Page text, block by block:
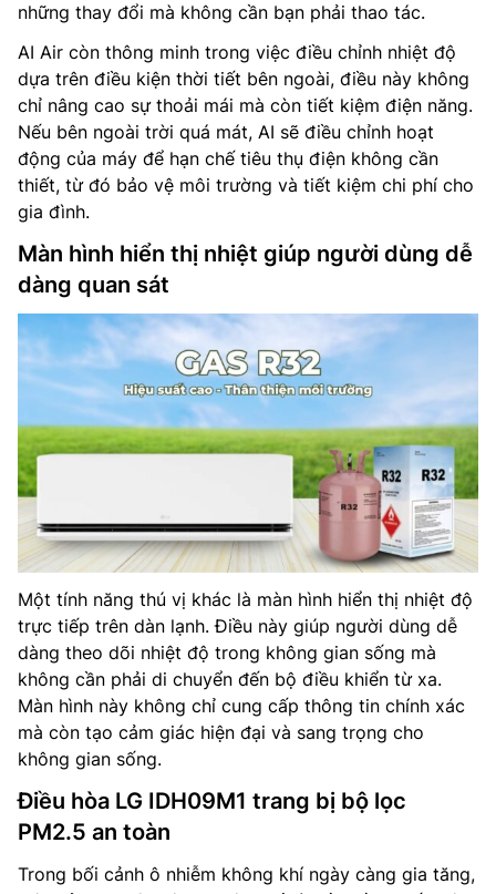
những thay đổi mà không cần bạn phải thao tác.
AI Air còn thông minh trong việc điều chỉnh nhiệt độ
dựa trên điều kiện thời tiết bên ngoài, điều này không
chỉ nâng cao sự thoải mái mà còn tiết kiệm điện năng.
Nếu bên ngoài trời quá mát, AI sẽ điều chỉnh hoạt
động của máy để hạn chế tiêu thụ điện không cần
thiết, từ đó bảo vệ môi trường và tiết kiệm chi phí cho
gia đình.
Màn hình hiển thị nhiệt giúp người dùng dễ
dàng quan sát
Một tính năng thú vị khác là màn hình hiển thị nhiệt độ
trực tiếp trên dàn lạnh. Điều này giúp người dùng dễ
dàng theo dõi nhiệt độ trong không gian sống mà
không cần phải di chuyển đến bộ điều khiển từ xa.
Màn hình này không chỉ cung cấp thông tin chính xác
mà còn tạo cảm giác hiện đại và sang trọng cho
không gian sống.
Điều hòa LG IDH09M1 trang bị bộ lọc
PM2.5 an toàn
Trong bối cảnh ô nhiễm không khí ngày càng gia tăng,